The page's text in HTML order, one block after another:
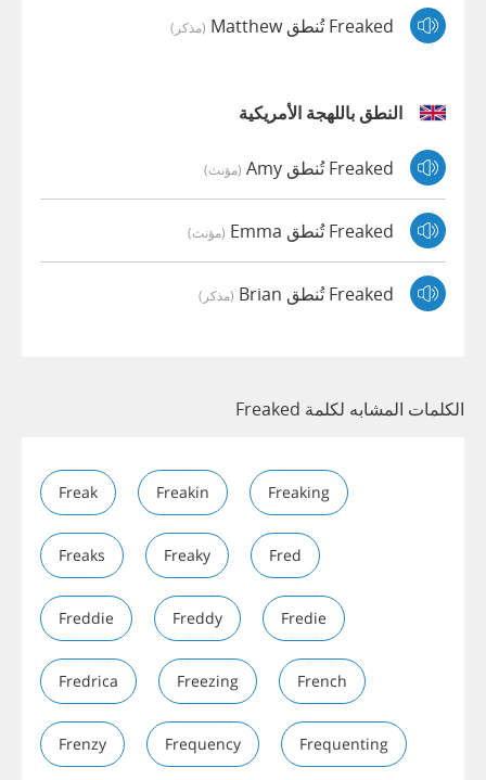
Freaked تُنطق Matthew (مذكر)
النطق باللهجة الأمريكية
Freaked تُنطق Amy (مؤنث)
Freaked تُنطق Emma (مؤنث)
Freaked تُنطق Brian (مذكر)
الكلمات المشابه لكلمة Freaked
Freak Freakin Freaking
Freaks Freaky Fred
Freddie Freddy Fredie
Fredrica Freezing French
Frenzy Frequency Frequenting